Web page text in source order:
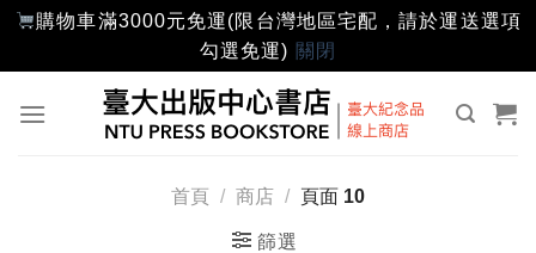
購物車滿3000元免運(限台灣地區宅配，請於運送選項
勾選免運) 關閉
首頁 / 商店 / 頁面 10
篩選